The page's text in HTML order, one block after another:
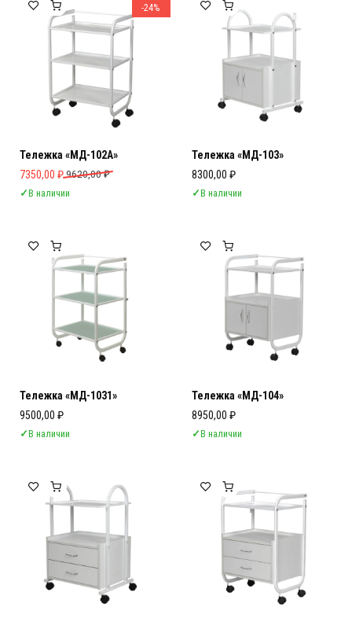
-24%
Тележка «МД-102А»
9620,00₽
Первоначальная цена составляла 9620,00 ₽.
7350,00 ₽
Текущая цена: 7350,00 ₽.
✓В наличии
Тележка «МД-103»
8300,00 ₽
✓В наличии
Тележка «МД-1031»
9500,00 ₽
✓В наличии
Тележка «МД-104»
8950,00 ₽
✓В наличии